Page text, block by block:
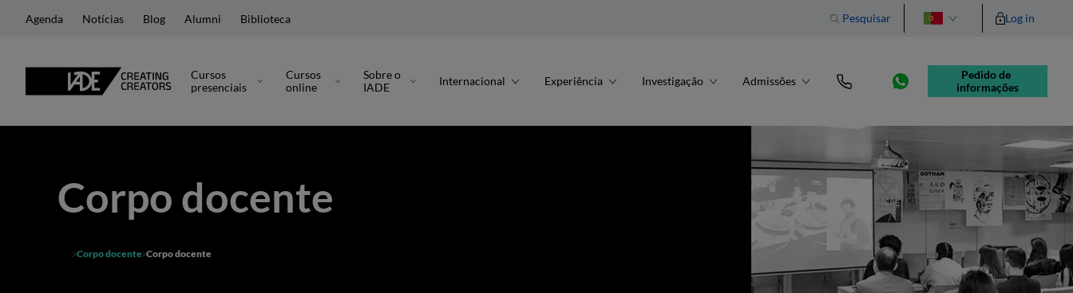
Agenda Notícias Blog Alumni Biblioteca
Pesquisar
English
Log in
Cursos
presenciais
Cursos
online
Sobre o
IADE
Internacional Experiência Investigação Admissões
Pedido de
informações
Corpo docente
Corpo docente Corpo docente